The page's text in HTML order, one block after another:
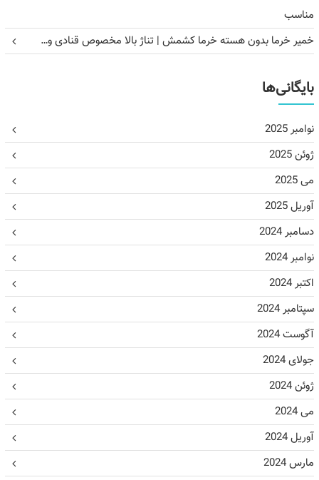
مناسب
خمیر خرما بدون هسته خرما کشمش | تناژ بالا مخصوص قنادی و…
بایگانی‌ها
نوامبر 2025
ژوئن 2025
می 2025
آوریل 2025
دسامبر 2024
نوامبر 2024
اکتبر 2024
سپتامبر 2024
آگوست 2024
جولای 2024
ژوئن 2024
می 2024
آوریل 2024
مارس 2024